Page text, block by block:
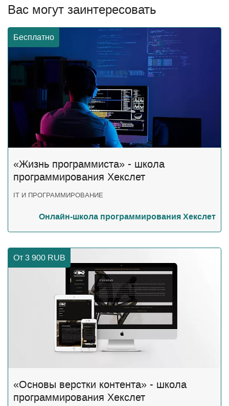
Вас могут заинтересовать
Бесплатно
«Жизнь программиста» - школа
программирования Хекслет
IT И ПРОГРАММИРОВАНИЕ
Онлайн-школа программирования Хекслет
От 3 900 RUB
«Основы верстки контента» - школа
программирования Хекслет